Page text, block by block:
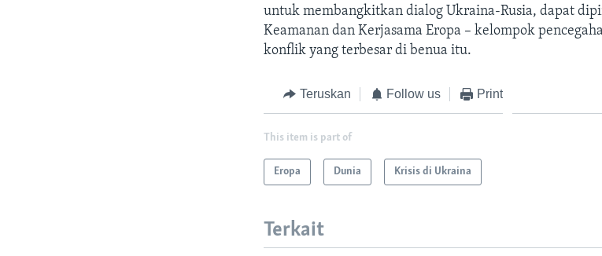
untuk membangkitkan dialog Ukraina-Rusia, dapat
Keamanan dan Kerjasama Eropa – kelompok
konflik yang terbesar di benua itu.
Teruskan Follow us Print
This item is part of
Eropa Dunia Krisis di Ukraina
Terkait